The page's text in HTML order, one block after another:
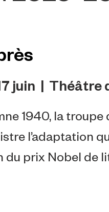
juin
  |
Théâtre
1940, la troupe
l’adaptation
du prix Nobel de